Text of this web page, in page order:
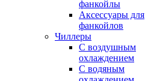
фанкойлы
Аксессуары для
фанкойлов
Чиллеры
С воздушным
охлаждением
С водяным